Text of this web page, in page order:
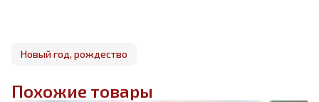
Новый год, рождество
Похожие товары